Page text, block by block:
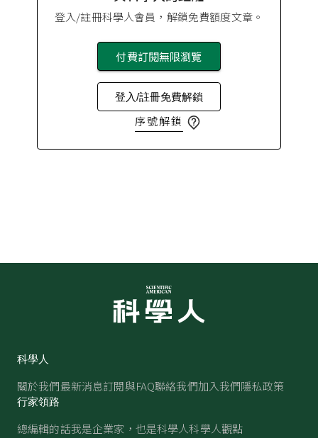
登入/註冊科學人會員，解鎖免費額度文章。
付費訂閱無限瀏覽
登入/註冊免費解鎖
序號解鎖
科學人
關於我們最新消息訂閱與FAQ聯絡我們加入我們隱私政策
行家領路
總編輯的話我是企業家，也是科學人科學人觀點